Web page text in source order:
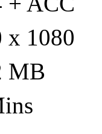
1080
MB